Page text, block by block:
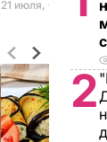
21 июля, 00.29
2